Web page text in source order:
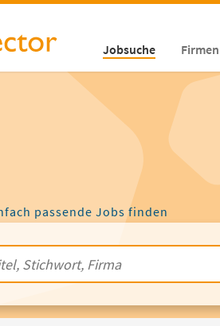
Jobsuche Firmen
passende Jobs finden